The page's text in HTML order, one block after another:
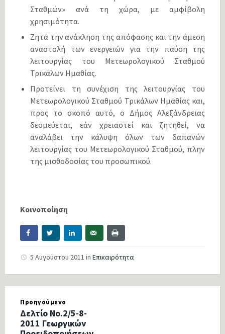
Σταθμών» ανά τη χώρα, με αμφίβολη
χρησιμότητα.
Ζητά την ανάκληση της απόφασης και την άμεση
αναστολή των ενεργειών για την παύση της
λειτουργίας του Μετεωρολογικού Σταθμού
Τρικάλων Ημαθίας.
Προτείνει τη συνέχιση της λειτουργίας του
Μετεωρολογικού Σταθμού Τρικάλων Ημαθίας και,
προς το σκοπό αυτό, ο Δήμος Αλεξάνδρειας
δεσμεύεται, εάν χρειαστεί και ζητηθεί, να
αναλάβει την κάλυψη όλων των δαπανών
λειτουργίας του Μετεωρολογικού Σταθμού, πλην
της μισθοδοσίας του προσωπικού.
Κοινοποίηση
5 Αυγούστου 2011 in Επικαιρότητα
Προηγούμενο
Δελτίο Νο.2/5-8-
2011 Γεωργικών